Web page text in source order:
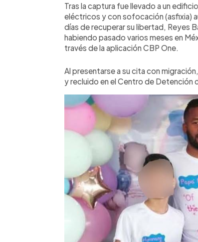
Tras la captura fue llevado a un
eléctricos y con sofocación (asfixia)
días de recuperar su libertad, Reyes
habiendo pasado varios meses en
través de la aplicación CBP One.
Al presentarse a su cita con
y recluido en el Centro de Detención